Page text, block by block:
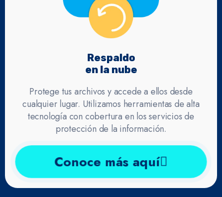
Respaldo
en la nube
Protege tus archivos y accede a ellos desde
cualquier lugar. Utilizamos herramientas de alta
tecnología con cobertura en los servicios de
protección de la información.
Conoce más aquí